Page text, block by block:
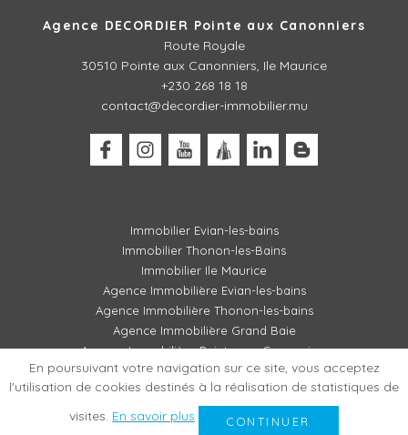
Agence DECORDIER Pointe aux Canonniers
Route Royale
30510 Pointe aux Canonniers, Ile Maurice
+230 268 18 18
contact@decordier-immobilier.mu
Immobilier Evian-les-bains
Immobilier Thonon-les-Bains
Immobilier Ile Maurice
Agence Immobilière Evian-les-bains
Agence Immobilière Thonon-les-bains
Agence Immobilière Grand Baie
Agence Immobilière Pointe aux Canonniers
MENTIONS LÉGALES / BARÈME
RÉALISATION AGENCE PLUS
En poursuivant votre navigation sur ce site, vous acceptez
l'utilisation de cookies destinés à la réalisation de statistiques de
visites. En savoir plus